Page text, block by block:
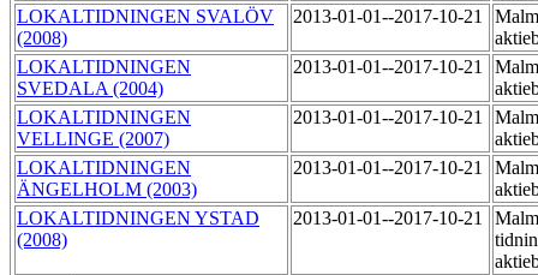
LOKALTIDNINGEN SVALÖV
(2008)
2013-01-01--2017-10-21
LOKALTIDNINGEN
SVEDALA (2004)
2013-01-01--2017-10-21
LOKALTIDNINGEN
VELLINGE (2007)
2013-01-01--2017-10-21
LOKALTIDNINGEN
ÄNGELHOLM (2003)
2013-01-01--2017-10-21
LOKALTIDNINGEN YSTAD
(2008)
2013-01-01--2017-10-21